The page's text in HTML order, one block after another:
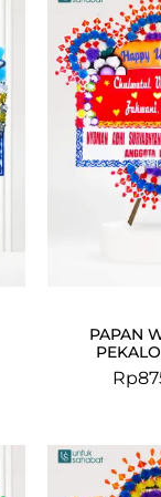
PAPAN
Rp
Current